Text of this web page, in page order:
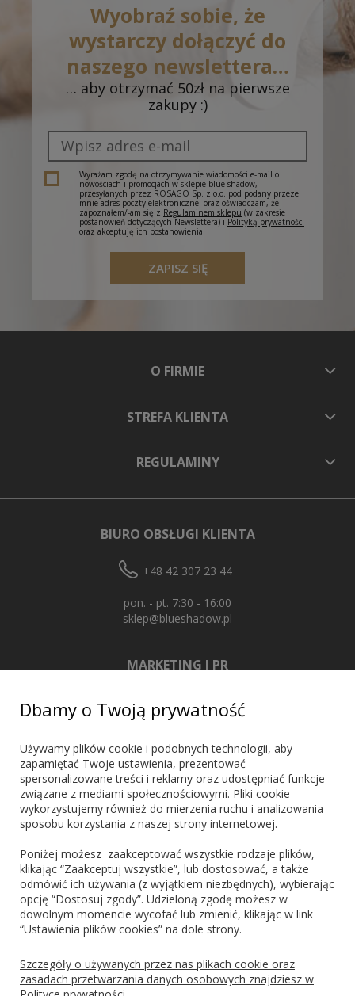
Wyobraź sobie, że
wystarczy dołączyć do
naszego newslettera…
… aby otrzymać 50zł na pierwsze
zakupy :)
Wyrażam zgodę na otrzymywanie wiadomości e-mail o
nowościach i promocjach w sklepie blue shadow,
przesyłanych przez ROSAGO Sp. z o.o. pod podany przeze
mnie adres poczty elektronicznej oraz oświadczam, że
zapoznałem/-am się z Regulaminem sklepu (w zakresie
postanowień dotyczących Newslettera) i Polityką prywatności
oraz akceptuję ich postanowienia.
ZAPISZ SIĘ
O FIRMIE
STREFA KLIENTA
REGULAMINY
BIURO OBSŁUGI KLIENTA
+48 42 307 23 44
pon. - pt. 7:30 - 16:00
sklep@blueshadow.pl
MARKETING I PR
+48 603 721 635
ZNAJDŹ NAS
PŁATNOŚCI
Blik PayPo Visa
Dbamy o Twoją prywatność
Używamy plików cookie i podobnych technologii, aby
zapamiętać Twoje ustawienia, prezentować
spersonalizowane treści i reklamy oraz udostępniać funkcje
związane z mediami społecznościowymi. Pliki cookie
wykorzystujemy również do mierzenia ruchu i analizowania
sposobu korzystania z naszej strony internetowej.
Poniżej możesz zaakceptować wszystkie rodzaje plików,
klikając “Zaakceptuj wszystkie”, lub dostosować, a także
odmówić ich używania (z wyjątkiem niezbędnych), wybierając
opcję “Dostosuj zgody”. Udzieloną zgodę możesz w
dowolnym momencie wycofać lub zmienić, klikając w link
“Ustawienia plików cookies” na dole strony.
Szczegóły o używanych przez nas plikach cookie oraz
zasadach przetwarzania danych osobowych znajdziesz w